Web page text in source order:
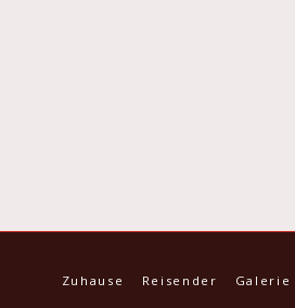
Zuhause Reisender Galerie